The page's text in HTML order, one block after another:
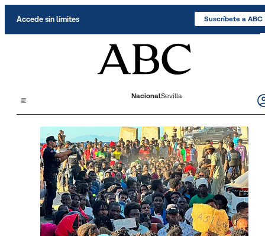
Accede sin límites Suscríbete a ABC
NacionalSevilla